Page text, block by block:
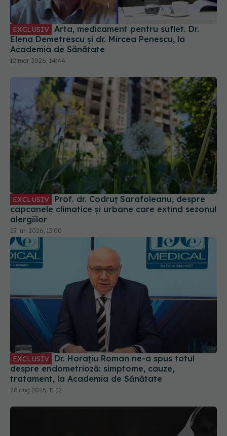
EXCLUSIV
Elena Demetrescu și dr. Mircea Penescu, la
Academia de Sănătate
12 mar 2026, 14:44
EXCLUSIV
capcanele climatice și urbane care extind sezonul
alergiilor
27 iun 2026, 13:00
EXCLUSIV
despre endometrioză: simptome, cauze,
tratament, la Academia de Sănătate
28 aug 2025, 11:12